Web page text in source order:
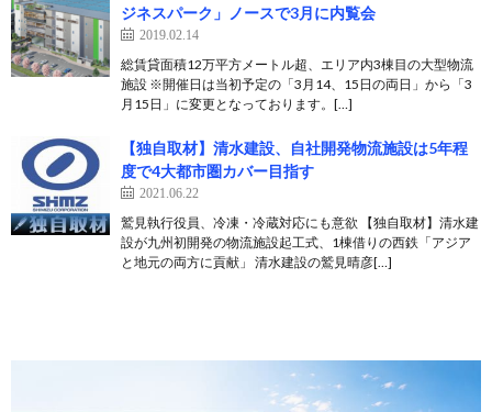
ジネスパーク」ノースで3月に内覧会
2019.02.14
総賃貸面積12万平方メートル超、エリア内3棟目の大型物流
施設 ※開催日は当初予定の「3月14、15日の両日」から「3
月15日」に変更となっております。[…]
【独自取材】清水建設、自社開発物流施設は5年程
度で4大都市圏カバー目指す
2021.06.22
鷲見執行役員、冷凍・冷蔵対応にも意欲 【独自取材】清水建
設が九州初開発の物流施設起工式、1棟借りの西鉄「アジア
と地元の両方に貢献」 清水建設の鷲見晴彦[…]